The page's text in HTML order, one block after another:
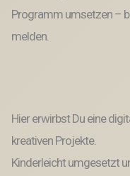
Menge
Programm umsetzen –
melden.
Hier erwirbst Du eine
kreativen Projekte.
Kinderleicht umgesetzt